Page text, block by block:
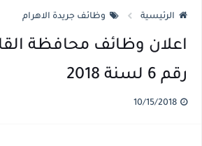
الرئيسية وظائف جريدة الاهرام
اعلان وظائف محافظة
رقم 6 لسنة 2018